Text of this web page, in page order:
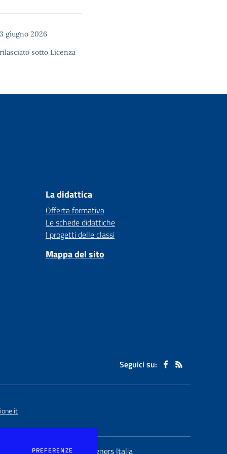
giugno 2026
sotto Licenza
La didattica
Offerta formativa
Le schede didattiche
I progetti delle classi
Mappa del sito
Seguici su:
Concept & Design by Designers Italia
PREFERENZEDEI COOKIE